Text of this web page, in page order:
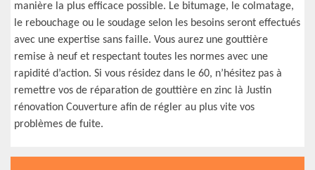
manière la plus efficace possible. Le bitumage, le colmatage,
le rebouchage ou le soudage selon les besoins seront effectués
avec une expertise sans faille. Vous aurez une gouttière
remise à neuf et respectant toutes les normes avec une
rapidité d’action. Si vous résidez dans le 60, n’hésitez pas à
remettre vos de réparation de gouttière en zinc là Justin
rénovation Couverture afin de régler au plus vite vos
problèmes de fuite.